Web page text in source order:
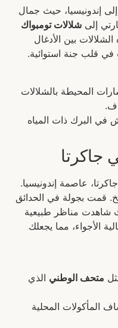
إندونيسيا، حيث جمال
إلى شلالات تومبواك
بين الأدغال
في قلب جنة استوائية.
المحيطة بالشلالات
في البرك ذات المياه
جاكرتا
عاصمة إندونيسيا.
قمت بجولة في الحدائق
شاهدت مناظر طبيعية
الأجواء، مما يجعلك
متحف الوطني الذي
المأكولات المحلية